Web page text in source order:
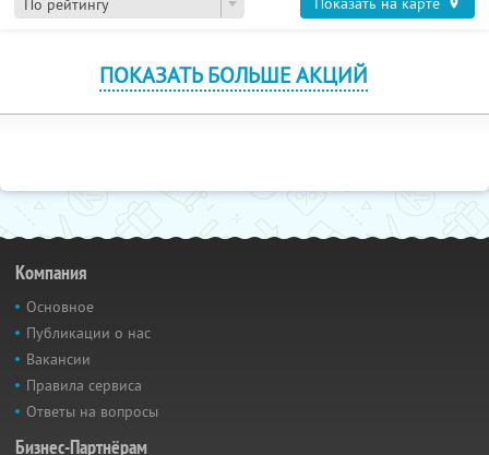
По рейтингу
ПОКАЗАТЬ БОЛЬШЕ АКЦИЙ
Компания
Основное
Публикации о нас
Вакансии
Правила сервиса
Ответы на вопросы
Бизнес-Партнёрам